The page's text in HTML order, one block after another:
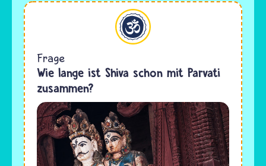
Hinduismus
Frage
Wie lange ist Shiva schon mit Parvati
zusammen?